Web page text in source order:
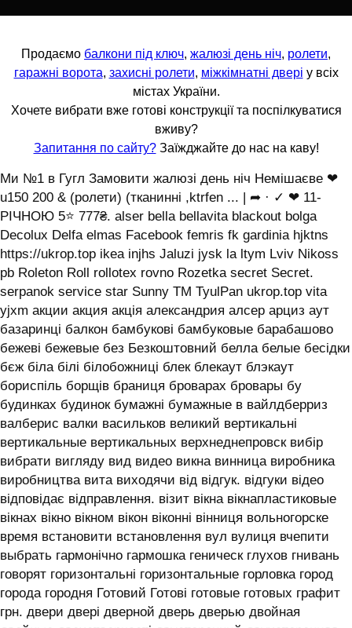
Продаємо балкони під ключ, жалюзі день ніч, ролети,
гаражні ворота, захисні ролети, міжкімнатні двері у всіх
містах України.
Хочете вибрати вже готові конструкції та поспілкуватися
вживу?
Запитання по сайту?Заїжджайте до нас на каву!
Ми №1 в Гугл Замовити жалюзі день ніч Немішаєве ❤
u150 200 & (ролети) (тканинні ,ktrfen ... | ➦ · ✓ ❤ 11-
РІЧНОЮ 5⭐ 777₴. alser bella bellavita blackout bolga
Decolux Delfa elmas Facebook femris fk gardinia hjktns
https://ukrop.top ikea injhs Jaluzi jysk la ltym Lviv Nikoss
pb Roleton Roll rollotex rovno Rozetka secret Secret.
serpanok service star Sunny TM TyulPan ukrop.top vita
yjxm акции акция акція александрия алсер арциз аут
базаринці балкон бамбукові бамбуковые барабашово
бежеві бежевые без Безкоштовний белла белые бесідки
бєж біла білі білобожниці блек блекаут блэкаут
бориспіль борщів браниця броварах бровары бу
будинках будинок бумажні бумажные в вайлдберриз
валберис валки васильков великий вертикальні
вертикальные вертикальных верхнеднепровск вибір
вибрати вигляду вид видео викна винница виробника
виробництва вита виходячи від відгук. відгуки відео
відповідає відправлення. візит вікна вікнапластиковые
вікнах вікно вікном вікон віконні вінниця вольногорске
время встановити встановлення вул вулиця вчепити
выбрать гармонічно гармошка геническ глухов гнивань
говорят горизонтальні горизонтальные горловка город
города городня Готовий Готові готовые готовых графит
грн. двери двері дверной дверь дверью двойная